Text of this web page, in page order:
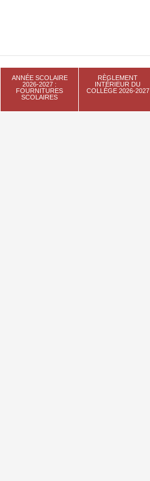
ANNÉE SCOLAIRE
2026-2027 :
FOURNITURES
SCOLAIRES
RÈGLEMENT
INTÉRIEUR DU
COLLÈGE 2026-2027